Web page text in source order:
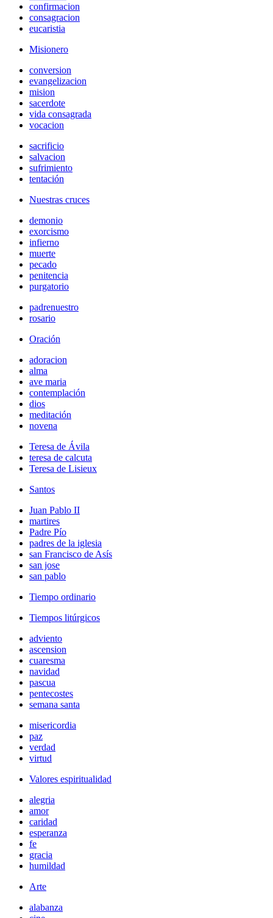
confirmacion
consagracion
eucaristia
Misionero
conversion
evangelizacion
mision
sacerdote
vida consagrada
vocacion
sacrificio
salvacion
sufrimiento
tentación
Nuestras cruces
demonio
exorcismo
infierno
muerte
pecado
penitencia
purgatorio
padrenuestro
rosario
Oración
adoracion
alma
ave maria
contemplación
dios
meditación
novena
Teresa de Ávila
teresa de calcuta
Teresa de Lisieux
Santos
Juan Pablo II
martires
Padre Pío
padres de la iglesia
san Francisco de Asís
san jose
san pablo
Tiempo ordinario
Tiempos litúrgicos
adviento
ascension
cuaresma
navidad
pascua
pentecostes
semana santa
misericordia
paz
verdad
virtud
Valores espiritualidad
alegria
amor
caridad
esperanza
fe
gracia
humildad
Arte
alabanza